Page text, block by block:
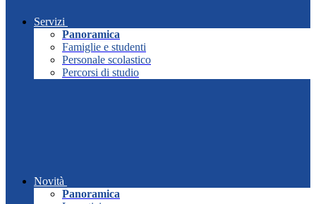
Servizi
Panoramica
Famiglie e studenti
Personale scolastico
Percorsi di studio
Novità
Panoramica